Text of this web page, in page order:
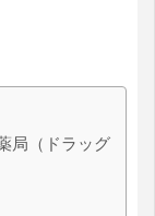
局（ドラッグ